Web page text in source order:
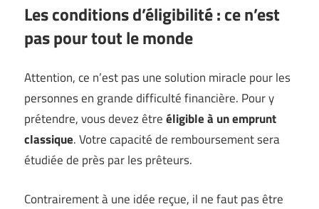
Les conditions d’éligibilité : ce n’est
pas pour tout le monde
Attention, ce n’est pas une solution miracle pour les
personnes en grande difficulté financière. Pour y
prétendre, vous devez êtreéligible à un emprunt
classique. Votre capacité de remboursement sera
étudiée de près par les prêteurs.
Contrairement à une idée reçue, il ne faut pas être